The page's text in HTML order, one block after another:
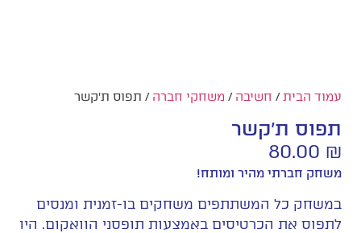
עמוד הבית/ חשיבה / משחקי חברה / תפוס ת'קשר
תפוס ת'קשר
80.00 ₪
משחק חברתי מהיר ומותח!
במשחק כל המשתתפים משחקים בו-זמנית ומנסים
לתפוס את הכרטיסים באמצעות תופסני הוואקום. היו